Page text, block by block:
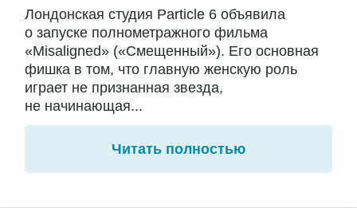
Лондонская студия Particle 6 объявила
о запуске полнометражного фильма
«Misaligned» («Смещенный»). Его основная
фишка в том, что главную женскую роль
играет не признанная звезда,
не начинающая...
Читать полностью